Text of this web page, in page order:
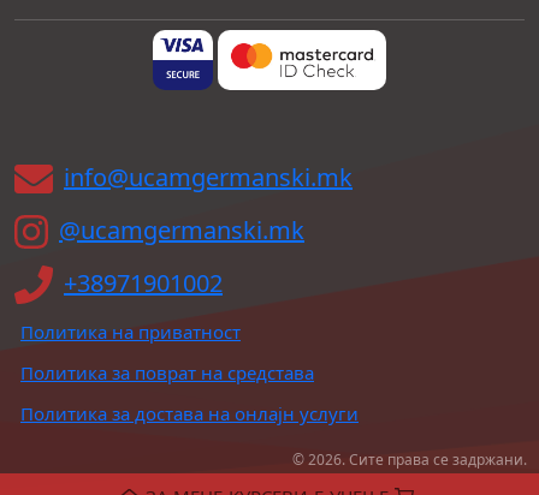
info@ucamgermanski.mk
@ucamgermanski.mk
+38971901002
Политика на приватност
Политика за поврат на средстава
Политика за достава на онлајн услуги
© 2026. Сите права се задржани.